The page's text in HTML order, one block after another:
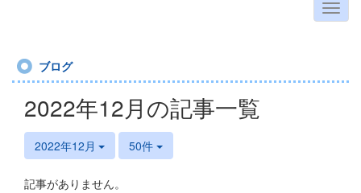
ブログ
2022年12月の記事一覧
2022年12月 50件
記事がありません。